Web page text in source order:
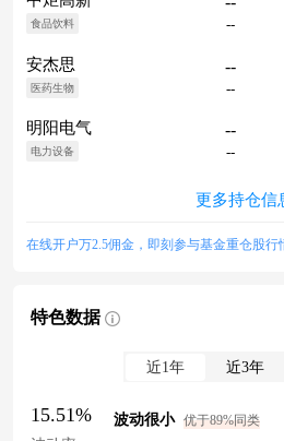
食品饮料 --
安杰思
医药生物
--
--
明阳电气
电力设备
--
--
更多持仓信
在线开户万2.5佣金，即刻参与基金重仓股行
特色数据
近1年 近3年
15.51% 波动很小 优于89%同类